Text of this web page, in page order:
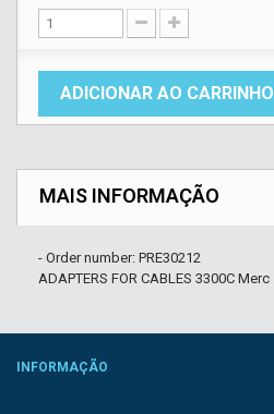
ADICIONAR AO CARRINHO
MAIS INFORMAÇÃO
- Order number: PRE30212
ADAPTERS FOR CABLES 3300C Merc
INFORMAÇÃO